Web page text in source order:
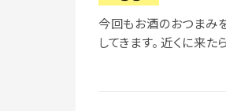
今回もお酒のおつまみ
してきます。 近くに来た